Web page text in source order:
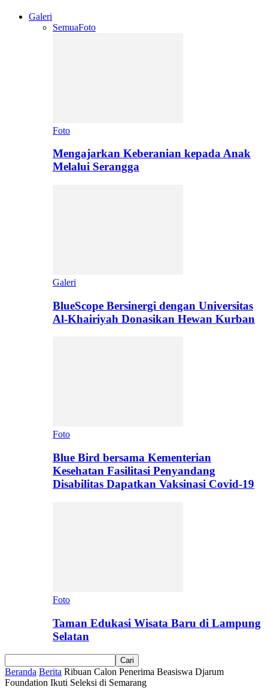
Galeri
SemuaFoto
Foto
Mengajarkan Keberanian kepada Anak
Melalui Serangga
Galeri
BlueScope Bersinergi dengan Universitas
Al-Khairiyah Donasikan Hewan Kurban
Foto
Blue Bird bersama Kementerian
Kesehatan Fasilitasi Penyandang
Disabilitas Dapatkan Vaksinasi Covid-19
Foto
Taman Edukasi Wisata Baru di Lampung
Selatan
Beranda Berita Ribuan Calon Penerima Beasiswa Djarum
Foundation Ikuti Seleksi di Semarang